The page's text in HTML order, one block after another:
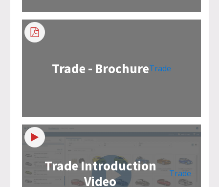
Trade - BrochureTrade
Trade Introduction
Video
Trade